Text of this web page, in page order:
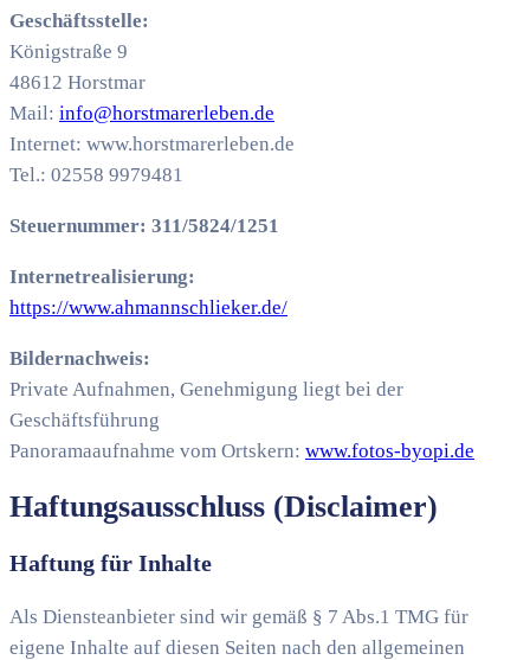
Geschäftsstelle:
Königstraße 9
48612 Horstmar
Mail: info@horstmarerleben.de
Internet: www.horstmarerleben.de
Tel.: 02558 9979481
Steuernummer: 311/5824/1251
Internetrealisierung:
https://www.ahmannschlieker.de/
Bildernachweis:
Private Aufnahmen, Genehmigung liegt bei der
Geschäftsführung
Panoramaaufnahme vom Ortskern: www.fotos-byopi.de
Haftungsausschluss (Disclaimer)
Haftung für Inhalte
Als Diensteanbieter sind wir gemäß § 7 Abs.1 TMG für
eigene Inhalte auf diesen Seiten nach den allgemeinen